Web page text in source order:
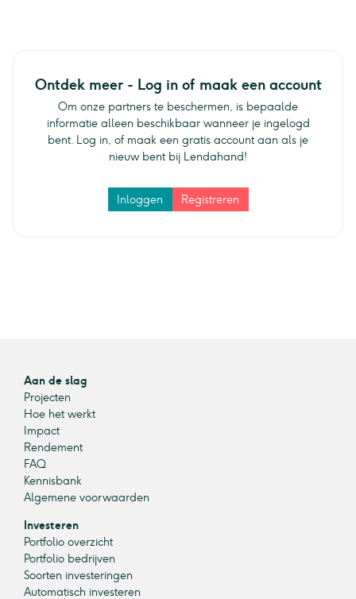
Ontdek meer - Log in of maak een account
Om onze partners te beschermen, is bepaalde
informatie alleen beschikbaar wanneer je ingelogd
bent. Log in, of maak een gratis account aan als je
nieuw bent bij Lendahand!
Inloggen Registreren
Aan de slag
Projecten
Hoe het werkt
Impact
Rendement
FAQ
Kennisbank
Algemene voorwaarden
Investeren
Portfolio overzicht
Portfolio bedrijven
Soorten investeringen
Automatisch investeren